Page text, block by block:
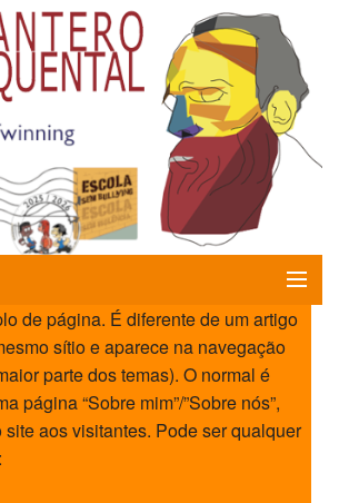
de página. É diferente de um artigo
sítio e aparece na navegação
parte dos temas). O normal é
página “Sobre mim”/”Sobre nós”,
aos visitantes. Pode ser qualquer